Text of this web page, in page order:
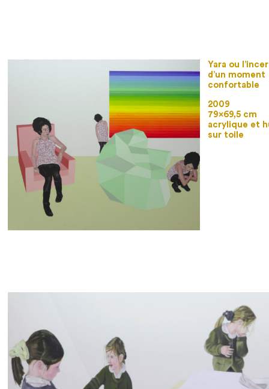
Yara ou
d’un moment
confortable
2009
79×69,5 cm
acrylique et
sur toile